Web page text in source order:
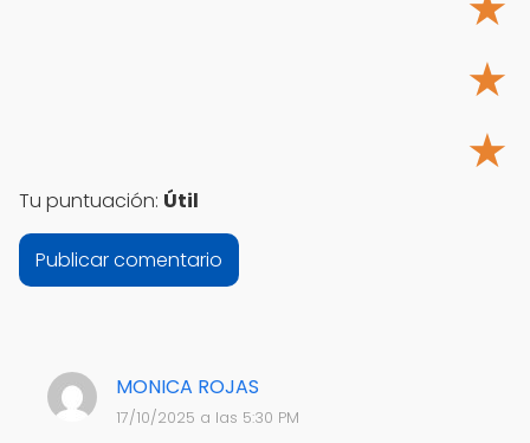
MONICA ROJAS
17/10/2025 a las 5:30 PM
★
★
Tu puntuación: Útil